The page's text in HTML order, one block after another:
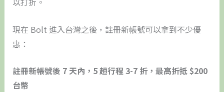
現在 Bolt 進入台灣之後，註冊新帳號可以拿到不少優
惠：
註冊新帳號後 7 天內，5 趟行程 3-7 折，最高折抵 $200
台幣